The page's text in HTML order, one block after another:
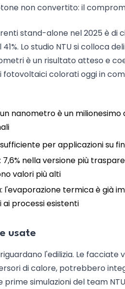
non convertito: il
stand-alone nel 2025 è di
Lo studio NTU si colloca
è un risultato atteso e
colorati oggi in
nanometro è un
sufficiente per applicazioni
7,6% nella versione più
valori più alti
termica è già
ai processi esistenti
usate
l'edilizia. Le
di calore, potrebbero
prime simulazioni del team